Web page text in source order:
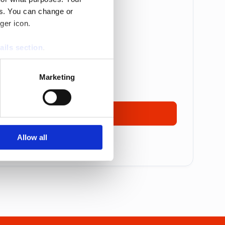
You can change or
icon.
section
may combine it with
Marketing
Allow all
Betalas årsvis
kr
495 kronor
alla priser